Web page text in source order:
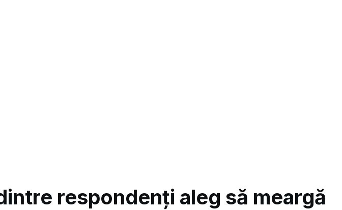
respondenți aleg să meargă